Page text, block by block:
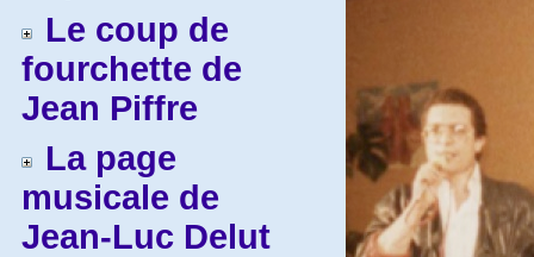
Le coup de
fourchette de
Jean Piffre
La page
musicale de
Jean-Luc Delut